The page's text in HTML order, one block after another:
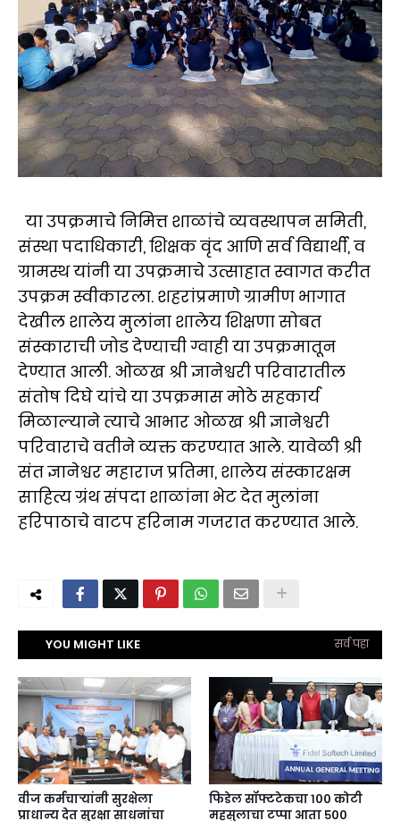
या उपक्रमाचे निमित्त शाळांचे व्यवस्थापन समिती,
संस्था पदाधिकारी, शिक्षक वृंद आणि सर्व विद्यार्थी, व
ग्रामस्थ यांनी या उपक्रमाचे उत्साहात स्वागत करीत
उपक्रम स्वीकारला. शहरांप्रमाणे ग्रामीण भागात
देखील शालेय मुलांना शालेय शिक्षणा सोबत
संस्काराची जोड देण्याची ग्वाही या उपक्रमातून
देण्यात आली. ओळख श्री ज्ञानेश्वरी परिवारातील
संतोष दिघे यांचे या उपक्रमास मोठे सहकार्य
मिळाल्याने त्याचे आभार ओळख श्री ज्ञानेश्वरी
परिवाराचे वतीने व्यक्त करण्यात आले. यावेळी श्री
संत ज्ञानेश्वर महाराज प्रतिमा, शालेय संस्कारक्षम
साहित्य ग्रंथ संपदा शाळांना भेट देत मुलांना
हरिपाठाचे वाटप हरिनाम गजरात करण्यात आले.
YOU MIGHT LIKE सर्व पहा
वीज कर्मचाऱ्यांनी सुरक्षेला
प्राधान्य देत सुरक्षा साधनांचा
फिडेल सॉफ्टटेकचा १०० कोटी
महसुलाचा टप्पा आता ५००